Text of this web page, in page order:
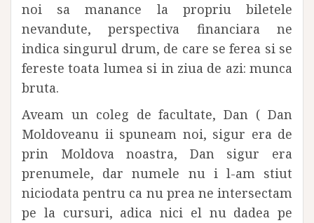
noi sa manance la propriu biletele
nevandute, perspectiva financiara ne
indica singurul drum, de care se ferea si se
fereste toata lumea si in ziua de azi: munca
bruta.
Aveam un coleg de facultate, Dan ( Dan
Moldoveanu ii spuneam noi, sigur era de
prin Moldova noastra, Dan sigur era
prenumele, dar numele nu i l-am stiut
niciodata pentru ca nu prea ne intersectam
pe la cursuri, adica nici el nu dadea pe